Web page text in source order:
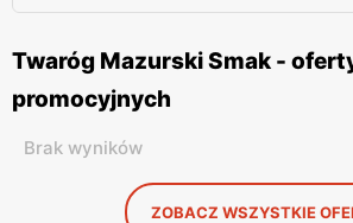
Twaróg Mazurski Smak -
promocyjnych
Brak wyników
ZOBACZ WSZYSTKIE